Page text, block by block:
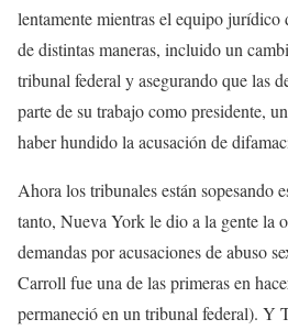
lentamente mientras el equipo jurídico
de distintas maneras, incluido un
tribunal federal y asegurando que las
parte de su trabajo como presidente,
haber hundido la acusación de
Ahora los tribunales están sopesando
tanto, Nueva York le dio a la gente la
demandas por acusaciones de abuso
Carroll fue una de las primeras en
permaneció en un tribunal federal). Y